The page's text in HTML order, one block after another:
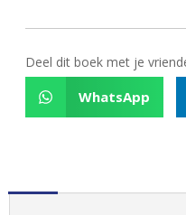
Deel dit boek met je
WhatsApp